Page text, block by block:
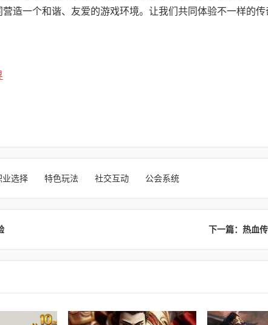
造一个和谐、友爱的游戏环境。让我们共同体验不一样的传
业选择 特色玩法 社交互动 公会系统
下一篇：热血